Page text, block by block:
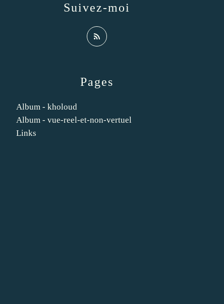
Pages
Album - kholoud
Album - vue-reel-et-non-vertuel
Links
Suivez-moi